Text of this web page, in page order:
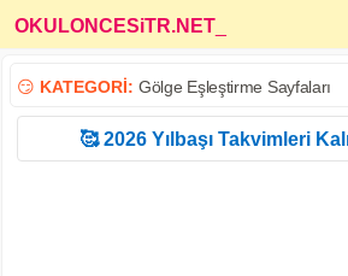
OKULONCESiTR.NET
😏 KATEGORİ: Gölge Eşleştirme Sayfaları
🥰 2026 Yılbaşı Takvimleri